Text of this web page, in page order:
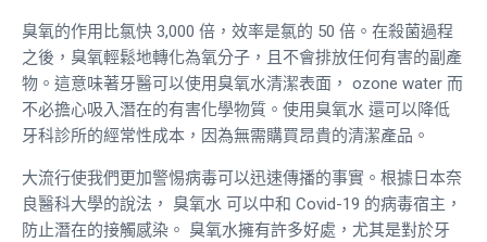
臭氧的作用比氯快 3,000 倍，效率是氯的 50 倍。在殺菌過程
之後，臭氧輕鬆地轉化為氧分子，且不會排放任何有害的副產
物。這意味著牙醫可以使用臭氧水清潔表面， ozone water 而
不必擔心吸入潛在的有害化學物質。使用臭氧水 還可以降低
牙科診所的經常性成本，因為無需購買昂貴的清潔產品。
大流行使我們更加警惕病毒可以迅速傳播的事實。根據日本奈
良醫科大學的說法， 臭氧水 可以中和 Covid-19 的病毒宿主，
防止潛在的接觸感染。 臭氧水擁有許多好處 ，尤其是對於牙